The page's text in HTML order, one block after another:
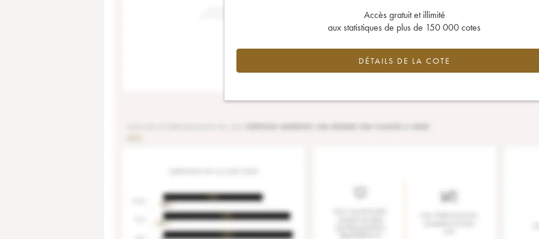
Accès gratuit et illimité
aux statistiques de plus de 150 000 cotes
DÉTAILS DE LA COTE